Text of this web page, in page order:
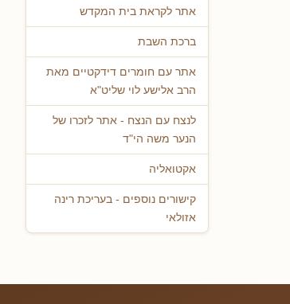
אתר לקראת בית המקדש
ברכת השבת
אתר עם חומרים דידקטיים מאת
הרב אלישע לוי שליט"א
לנצח עם הנצח - אתר לזכרו של
הנער משה הי"ד
אקטואליה
קישורים נוספים - בעריכת רינה
אזולאי